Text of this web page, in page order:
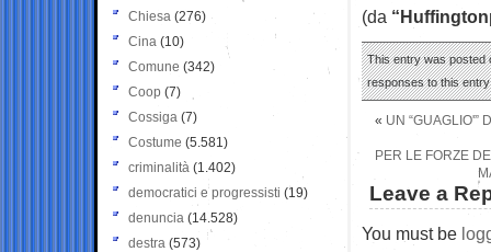
(da
This entry was posted
responses to this
« UN “GUAGLIO'”
PER LE FORZE
Leave a
You must be
Chiesa (276)
Cina (10)
Comune (342)
Coop (7)
Cossiga (7)
Costume (5.581)
criminalità (1.402)
democratici e progressisti (19)
denuncia (14.528)
destra (573)